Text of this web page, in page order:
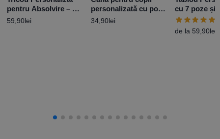
pentru Absolvire – cu
mesaj
59,90lei
personalizată cu poză
și mesaj – Cifră
34,90lei
cu 7 poze și
de la 59,90lei